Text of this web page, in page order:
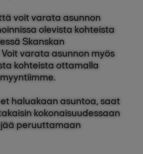
voit varata asunnon
olevista kohteista
Skanskan
varata asunnon myös
kohteista ottamalla
haluakaan asuntoa, saat
kokonaisuudessaan
peruuttamaan